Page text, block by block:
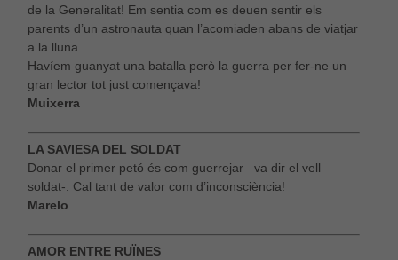
de la Generalitat! Em sentia com es deuen sentir els
parents d’un astronauta quan l’acomiaden abans de viatjar
a la lluna.
Havíem guanyat una batalla però la guerra per fer-ne un
gran lector tot just començava!
Muixerra
LA SAVIESA DEL SOLDAT
Donar el primer petó és com guerrejar –va dir el vell
soldat-: Cal tant de valor com d’inconsciència!
Marelo
AMOR ENTRE RUÏNES